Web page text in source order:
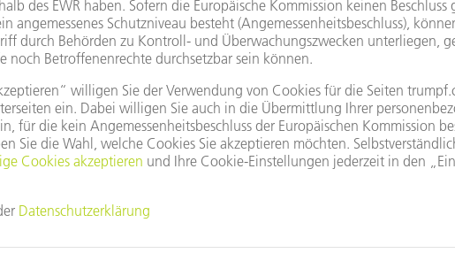
Mit unserer kostenlosen Web-Anwendung unterstützen wir
Stanzberechnungen per App
werden Berechnungen rund um das Stanzen so einfach wie